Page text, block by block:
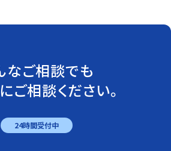
なご相談でも
ご相談ください。
24時間受付中